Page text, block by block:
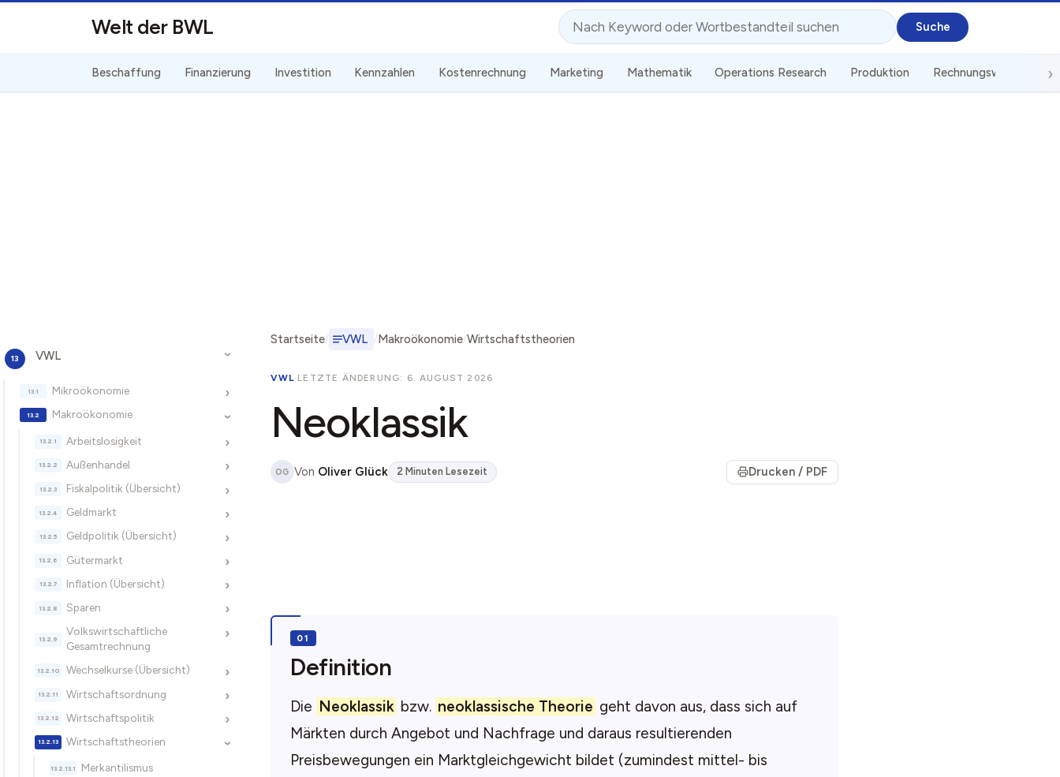
Welt der BWL Suche
Beschaffung Finanzierung Investition Kennzahlen Kostenrechnung Marketing Mathematik Operations Research Produktion Rechnungswesen
›
VWL
›
Mikroökonomie
›
Makroökonomie
›
Arbeitslosigkeit
›
Außenhandel
›
Fiskalpolitik (Übersicht)
›
Geldmarkt
›
Geldpolitik (Übersicht)
›
Gütermarkt
›
Inflation (Übersicht)
›
Sparen
›
Volkswirtschaftliche
Gesamtrechnung
›
Wechselkurse (Übersicht)
›
Wirtschaftsordnung
›
Wirtschaftspolitik
›
Wirtschaftstheorien
Merkantilismus
Startseite VWL Makroökonomie Wirtschaftstheorien
VWL· LETZTE ÄNDERUNG: 6. AUGUST 2026
Neoklassik
OG Von Oliver Glück 2 Minuten Lesezeit Drucken / PDF
Definition
Die Neoklassik bzw. neoklassische Theorie geht davon aus, dass sich auf
Märkten durch Angebot und Nachfrage und daraus resultierenden
Preisbewegungen ein Marktgleichgewicht bildet (zumindest mittel- bis